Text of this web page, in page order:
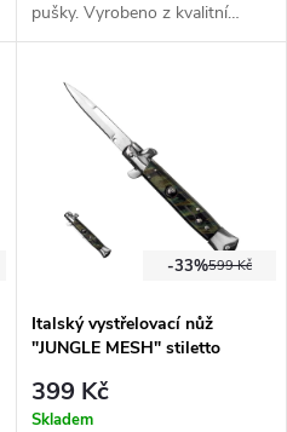
pušky. Vyrobeno z kvalitní
nerezové oceli.
599 Kč
-33%
Italský vystřelovací nůž
"JUNGLE MESH" stiletto
399 Kč
Skladem